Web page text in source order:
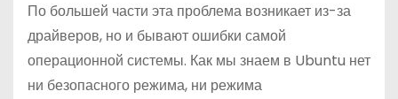
По большей части эта проблема возникает из-за
драйверов, но и бывают ошибки самой
операционной системы. Как мы знаем в Ubuntu нет
ни безопасного режима, ни режима